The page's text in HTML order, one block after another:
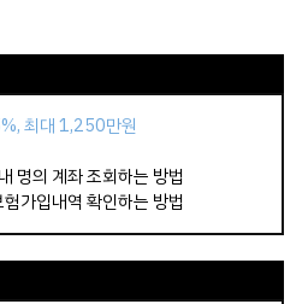
최대 1,250만원
명의 계좌 조회하는 방법
가입내역 확인하는 방법